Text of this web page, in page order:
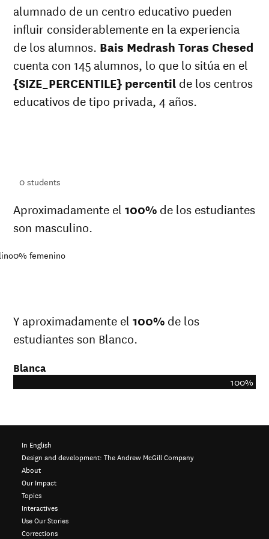
razas
Raza
37%
alumnado de un centro educativo pueden
influir considerablemente en la experiencia
de los alumnos. Bais Medrash Toras Chesed
cuenta con 145 alumnos, lo que lo sitúa en el
{SIZE_PERCENTILE} percentil de los centros
educativos de tipo privada, 4 años.
0students
Aproximadamente el100% de los estudiantes
son masculino.
0% femenino
Y aproximadamente el100% de los
estudiantes son Blanco.
Blanca
100%
In English
Design and development:The Andrew McGill Company
About
Our Impact
Topics
Interactives
Use Our Stories
Corrections